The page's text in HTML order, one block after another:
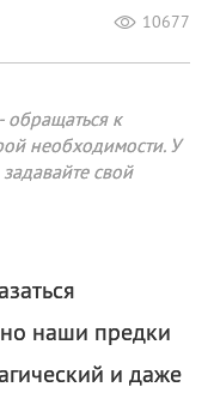
10677
обращаться к
необходимости. У
задавайте свой
наши предки
и даже